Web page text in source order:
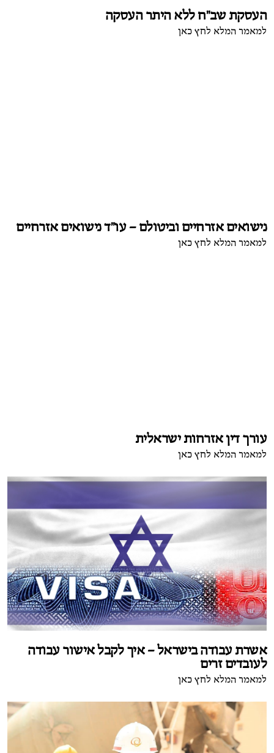
העסקת שב"ח ללא היתר העסקה
למאמר המלא לחץ כאן
נישואים אזרחיים וביטולם – עו"ד נישואים אזרחיים
למאמר המלא לחץ כאן
עורך דין אזרחות ישראלית
למאמר המלא לחץ כאן
אשרת עבודה בישראל – איך לקבל אישור עבודה
לעובדים זרים
למאמר המלא לחץ כאן